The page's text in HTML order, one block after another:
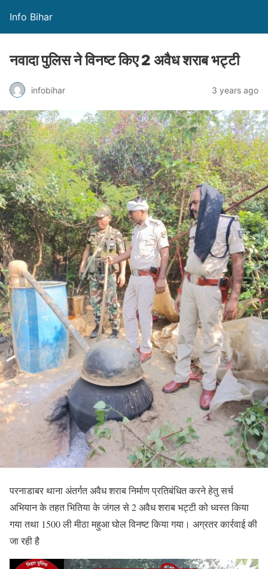
Info Bihar
नवादा पुलिस ने विनष्ट किए 2 अवैध शराब भट्टी
infobihar 3 years ago
परनाडाबर थाना अंतर्गत अवैध शराब निर्माण प्रतिबंधित करने हेतु सर्च
अभियान के तहत भितिया के जंगल से 2 अवैध शराब भट्टी को ध्वस्त किया
गया तथा 1500 ली मीठा महुआ घोल विनष्ट किया गया। अग्रतर कार्रवाई की
जा रही है